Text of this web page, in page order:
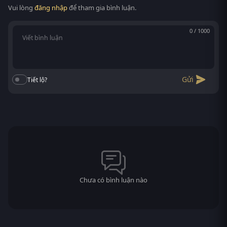
Vui lòng đăng nhậpđể tham gia bình luận.
0 / 1000
Tiết lộ? Gửi
Chưa có bình luận nào